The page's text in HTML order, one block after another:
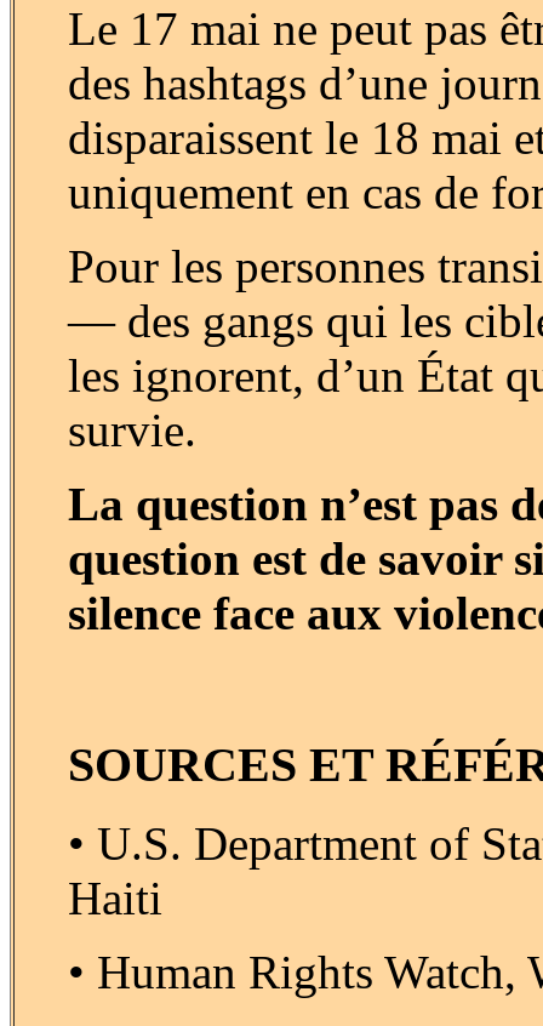
Le 17 mai ne peut pas
des hashtags d’une
disparaissent le 18 mai
uniquement en cas de
Pour les personnes
— des gangs qui les
les ignorent, d’un État
survie.
La question n’est pas
question est de savoir
silence face aux
SOURCES ET
• U.S. Department of
Haiti
• Human Rights